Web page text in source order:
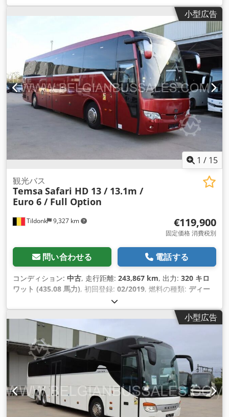
排出クラス:ユーロ4, 色:緑色, 製造年:2006, 装備:ABS（アン
チロック・ブレーキ・システム）, すすフィルター, エアコン,
ナビゲーションシステム, パーキングヒーター, 電子安定制御プ
ログラム (ESP)
小型広告
1 / 15
Tildonk 9,327 km
観光バス
Temsa Safari HD 13 / 13.1m /
Euro 6 / Full Option
€119,900
固定価格 消費税別
問い合わせる 電話する
コンディション: 中古, 走行距離: 243,867 km, 出力: 320 キロ
ワット (435.08 馬力), 初回登録: 02/2019, 燃料の種類: ディー
機械式
の他, ブレーキ:リターダ, 製造年:2019, 装備:ABS（アンチロ
ック・ブレーキ・システム）, エアコン, クルーズコントロール,
ナビゲーションシステム,
小型広告